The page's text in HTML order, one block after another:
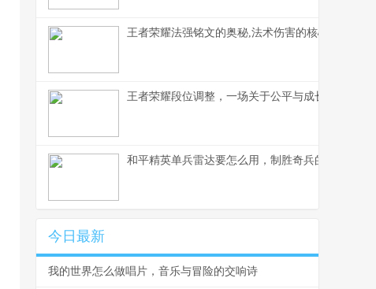
王者荣耀法强铭文的奥秘,法术伤害的核心基石
王者荣耀段位调整，一场关于公平与成长的博弈
和平精英单兵雷达要怎么用，制胜奇兵的信号艺术
今日最新
我的世界怎么做唱片，音乐与冒险的交响诗